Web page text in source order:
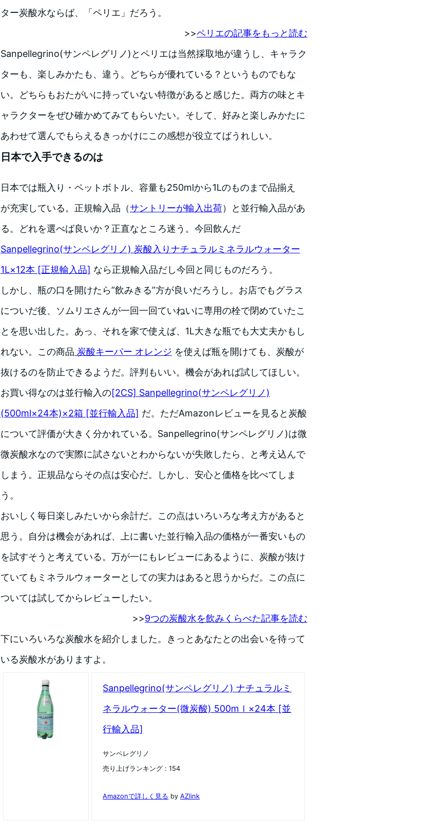
ター炭酸水ならば、「ペリエ」だろう。
>>ペリエの記事をもっと読む
Sanpellegrino(サンペレグリノ)とペリエは当然採取地が違うし、キャラク
ターも、楽しみかたも、違う。どちらが優れている？というものでもな
い。どちらもおたがいに持っていない特徴があると感じた。両方の味とキ
ャラクターをぜひ確かめてみてもらいたい。そして、好みと楽しみかたに
あわせて選んでもらえるきっかけにこの感想が役立てばうれしい。
日本で入手できるのは
日本では瓶入り・ペットボトル、容量も250mlから1Lのものまで品揃え
が充実している。正規輸入品（サントリーが輸入出荷）と並行輸入品があ
る。どれを選べば良いか？正直なところ迷う。今回飲んだ
Sanpellegrino(サンペレグリノ) 炭酸入りナチュラルミネラルウォーター
1L×12本 [正規輸入品] なら正規輸入品だし今回と同じものだろう。
しかし、瓶の口を開けたら”飲みきる”方が良いだろうし。お店でもグラス
についだ後、ソムリエさんが一回一回ていねいに専用の栓で閉めていたこ
とを思い出した。あっ、それを家で使えば、1L大きな瓶でも大丈夫かもし
れない。この商品 炭酸キーパー オレンジ を使えば瓶を開けても、炭酸が
抜けるのを防止できるようだ。評判もいい。機会があれば試してほしい。
お買い得なのは並行輸入の[2CS] Sanpellegrino(サンペレグリノ)
(500ml×24本)×2箱 [並行輸入品] だ。ただAmazonレビューを見ると炭酸
について評価が大きく分かれている。Sanpellegrino(サンペレグリノ)は微
微炭酸水なので実際に試さないとわからないが失敗したら、と考え込んで
しまう。正規品ならその点は安心だ。しかし、安心と価格を比べてしま
う。
おいしく毎日楽しみたいから余計だ。この点はいろいろな考え方があると
思う。自分は機会があれば、上に書いた並行輸入品の価格が一番安いもの
を試すそうと考えている。万が一にもレビューにあるように、炭酸が抜け
ていてもミネラルウォーターとしての実力はあると思うからだ。この点に
ついては試してからレビューしたい。
>>9つの炭酸水を飲みくらべた記事を読む
下にいろいろな炭酸水を紹介しました。きっとあなたとの出会いを待って
いる炭酸水がありますよ。
Sanpellegrino(サンペレグリノ) ナチュラルミ
ネラルウォーター(微炭酸) 500mｌ×24本 [並
行輸入品]
サンペレグリノ
売り上げランキング : 154
Amazonで詳しく見る byAZlink